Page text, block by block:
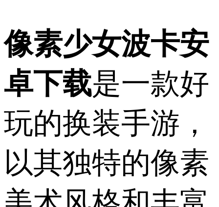
像素少女波卡安
卓下载是一款好
玩的换装手游，
以其独特的像素